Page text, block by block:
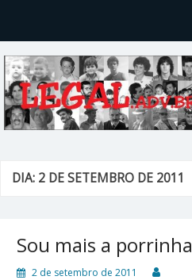
DIA: 2 DE SETEMBRO DE 2011
Sou mais a porrinha
2 de setembro de 2011